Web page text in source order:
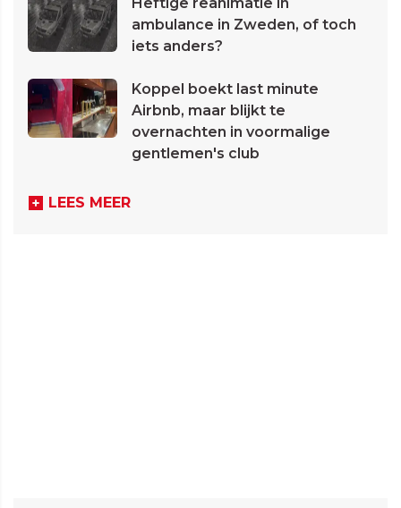
ambulance in Zweden, of toch
iets anders?
Koppel boekt last minute
Airbnb, maar blijkt te
overnachten in voormalige
gentlemen's club
LEES MEER